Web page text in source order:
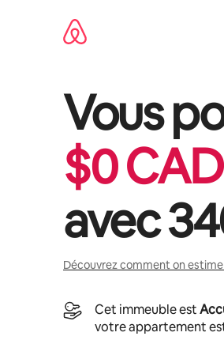
Vous
$0CAD
avec
Découvrez comment on
Cet immeuble est
votre appartement